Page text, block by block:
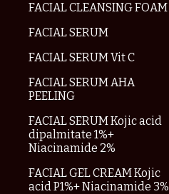
FACIAL CLEANSING FOAM
FACIAL SERUM
FACIAL SERUM Vit C
FACIAL SERUM AHA
PEELING
FACIAL SERUM Kojic acid
dipalmitate 1%+
Niacinamide 2%
FACIAL GEL CREAM Kojic
acid P1%+ Niacinamide 3%